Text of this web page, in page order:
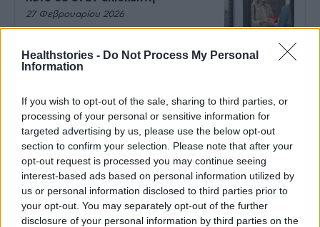
Healthstories - Do Not Process My Personal
Information
If you wish to opt-out of the sale, sharing to third parties, or
processing of your personal or sensitive information for
targeted advertising by us, please use the below opt-out
section to confirm your selection. Please note that after your
opt-out request is processed you may continue seeing
interest-based ads based on personal information utilized by
us or personal information disclosed to third parties prior to
your opt-out. You may separately opt-out of the further
disclosure of your personal information by third parties on the
27 Φεβρουαρίου 2026
την υποστήριξη της Be-Live
27 Φεβρουαρίου 2026
Μεταπροπονητική πείνα: Ο λόγος
που θέλεις να καταβροχθίσεις τα
πάντα μετά την άσκηση
27 Φεβρουαρίου 2026